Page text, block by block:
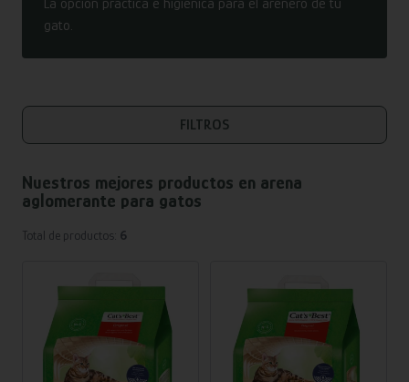
La opción práctica e higiénica para el arenero de tu
gato.
FILTROS
Nuestros mejores productos en arena
aglomerante para gatos
Total de productos: 6